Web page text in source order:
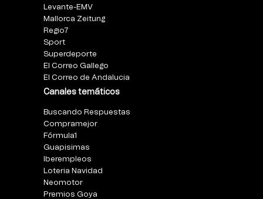
Levante-EMV
Mallorca Zeitung
Regio7
Sport
Superdeporte
El Correo Gallego
El Correo de Andalucia
Canales temáticos
Buscando Respuestas
Compramejor
Fórmula1
Guapisimas
Iberempleos
Loteria Navidad
Neomotor
Premios Goya